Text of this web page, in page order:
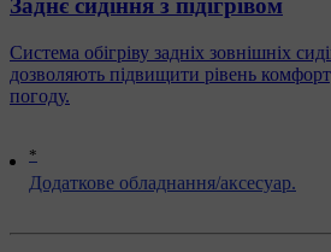
*
Додаткове обладнання/аксесуар.
Заднє сидіння з підігрівом
Система обігріву задніх зовнішніх
дозволяють підвищити рівень
погоду.